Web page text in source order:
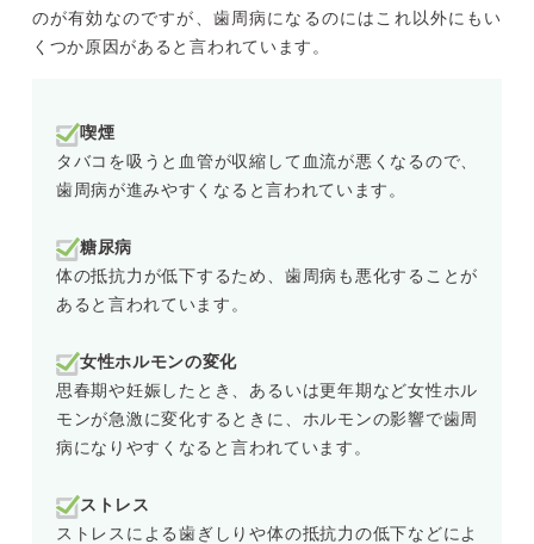
のが有効なのですが、歯周病になるのにはこれ以外にもい
くつか原因があると言われています。
喫煙
タバコを吸うと血管が収縮して血流が悪くなるので、
歯周病が進みやすくなると言われています。
糖尿病
体の抵抗力が低下するため、歯周病も悪化することが
あると言われています。
女性ホルモンの変化
思春期や妊娠したとき、あるいは更年期など女性ホル
モンが急激に変化するときに、ホルモンの影響で歯周
病になりやすくなると言われています。
ストレス
ストレスによる歯ぎしりや体の抵抗力の低下などによ